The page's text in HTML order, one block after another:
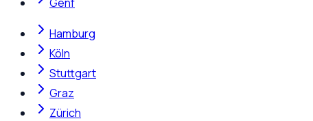
Hamburg
Köln
Stuttgart
Graz
Zürich